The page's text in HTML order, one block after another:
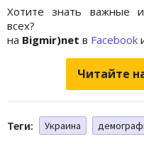
Хотите знать важные
всех?
на Bigmir)net в Facebook
Читайте
Теги: Украина